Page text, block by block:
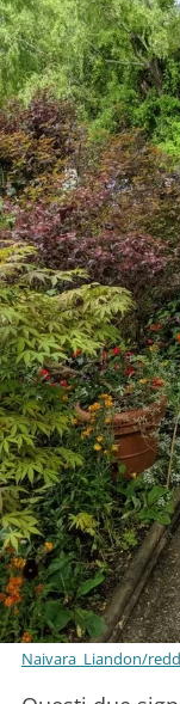
Naivara_Liandon/